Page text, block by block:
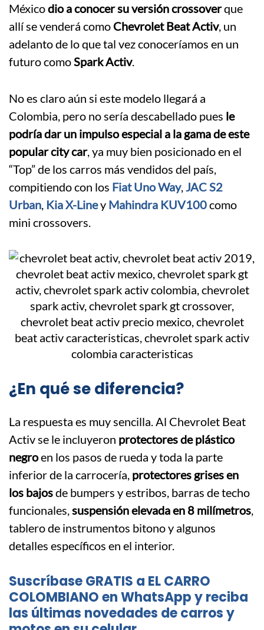
Méxicodio a conocer su versión crossoverque
allí se venderá como Chevrolet Beat Activ, un
adelanto de lo que tal vez conoceríamos en un
futuro comoSpark Activ.
No es claro aún si este modelo llegará a
Colombia, pero no sería descabellado pues le
podría dar un impulso especial a la gama de este
popular city car, ya muy bien posicionado en el
“Top” de los carros más vendidos del país,
compitiendo con los Fiat Uno Way,JAC S2
Urban, Kia X-Liney Mahindra KUV100como
mini crossovers.
¿En qué se diferencia?
La respuesta es muy sencilla. Al Chevrolet Beat
Activ se le incluyeron protectores de plástico
negroen los pasos de rueda y toda la parte
inferior de la carrocería, protectores grises en
los bajosde bumpers y estribos, barras de techo
funcionales,suspensión elevada en 8 milímetros,
tablero de instrumentos bitono y algunos
detalles específicos en el interior.
Suscríbase GRATIS a EL CARRO
COLOMBIANO en WhatsApp y reciba
las últimas novedades de carros y